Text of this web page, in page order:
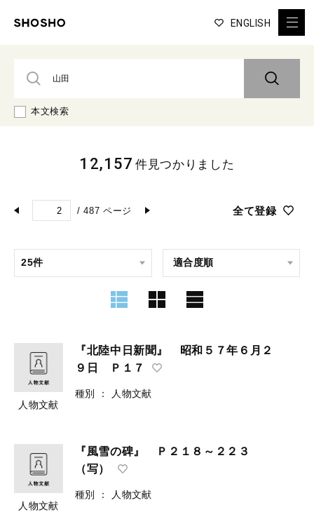
ENGLISH
本文検索
/ 487 ページ 全て登録
12,157 件見つかりました
人物文献
『北陸中日新聞』 昭和５７年６月２
９日 Ｐ１７
種別 ： 人物文献
人物文献
『風雪の碑』 Ｐ２１８～２２３
（写）
種別 ： 人物文献